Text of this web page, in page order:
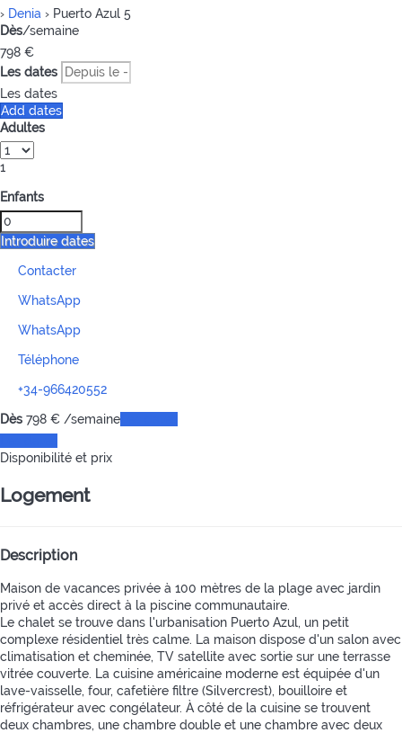
› Denia › Puerto Azul 5
Dès/semaine
798 €
Les dates
Les dates
Add dates
Adultes
1
Enfants
Introduire dates
Contacter
WhatsApp
WhatsApp
Téléphone
+34-966420552
Dès 798 € /semaine
Disponibilité et prix
Logement
Description
Maison de vacances privée à 100 mètres de la plage avec jardin
privé et accès direct à la piscine communautaire.
Le chalet se trouve dans l'urbanisation Puerto Azul, un petit
complexe résidentiel très calme. La maison dispose d'un salon avec
climatisation et cheminée, TV satellite avec sortie sur une terrasse
vitrée couverte. La cuisine américaine moderne est équipée d'un
lave-vaisselle, four, cafetière filtre (Silvercrest), bouilloire et
réfrigérateur avec congélateur. À côté de la cuisine se trouvent
deux chambres, une chambre double et une chambre avec deux